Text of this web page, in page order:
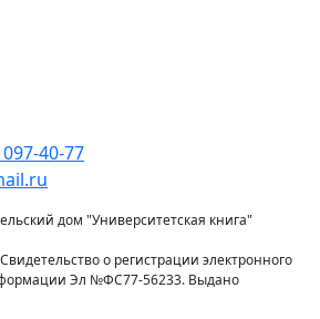
40-77
дом "Университетская книга"
о регистрации электронного
Эл №ФС77-56233. Выдано